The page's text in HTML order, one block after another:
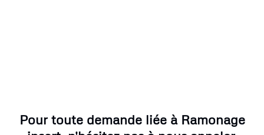
Pour toute demande liée à Ramonage